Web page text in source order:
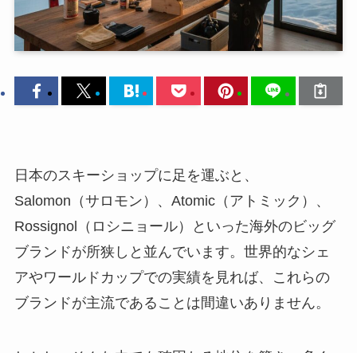
日本のスキーショップに足を運ぶと、
Salomon（サロモン）、Atomic（アトミック）、
Rossignol（ロシニョール）といった海外のビッグ
ブランドが所狭しと並んでいます。世界的なシェ
アやワールドカップでの実績を見れば、これらの
ブランドが主流であることは間違いありません。